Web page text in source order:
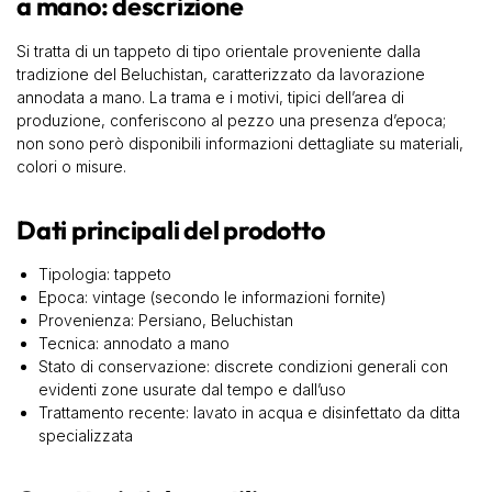
Si tratta di un tappeto di tipo orientale proveniente dalla
tradizione del Beluchistan, caratterizzato da lavorazione
annodata a mano. La trama e i motivi, tipici dell’area di
produzione, conferiscono al pezzo una presenza d’epoca;
non sono però disponibili informazioni dettagliate su materiali,
colori o misure.
Dati principali del prodotto
Tipologia: tappeto
Epoca: vintage (secondo le informazioni fornite)
Provenienza: Persiano, Beluchistan
Tecnica: annodato a mano
Stato di conservazione: discrete condizioni generali con
evidenti zone usurate dal tempo e dall’uso
Trattamento recente: lavato in acqua e disinfettato da ditta
specializzata